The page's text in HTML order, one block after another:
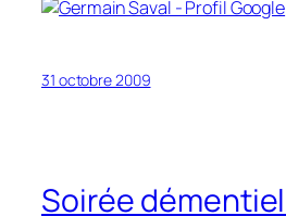
31 octobre 2009
Soirée